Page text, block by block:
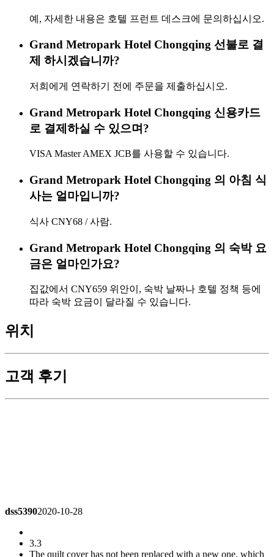
예, 자세한 내용은 호텔 프런트 데스크에 문의하십시오.
Grand Metropark Hotel Chongqing 선불로 결
제 하시겠습니까?
저희에게 연락하기 전에 주문을 제출하십시오.
Grand Metropark Hotel Chongqing 신용카드
로 결제하실 수 있으며?
VISA Master AMEX JCB를 사용할 수 있습니다.
Grand Metropark Hotel Chongqing 의 아침 식
사는 얼마입니까?
식사 CNY68 / 사람.
Grand Metropark Hotel Chongqing 의 숙박 요
금은 얼마인가요?
집값에서 CNY659 위안이, 숙박 날짜나 호텔 정책 등에
따라 숙박 요금이 달라질 수 있습니다.
위치
고객 후기
dss53902020-10-28
3.3
The quilt cover has not been replaced with a new one, which